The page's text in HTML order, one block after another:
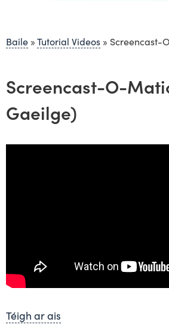
Baile »Tutorial Videos » Screencast-
Screencast-O-
Gaeilge)
Téigh ar ais